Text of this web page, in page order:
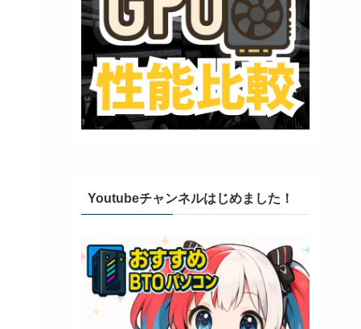
Youtubeチャンネルはじめました！